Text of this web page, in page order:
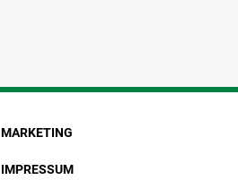
MARKETING
IMPRESSUM